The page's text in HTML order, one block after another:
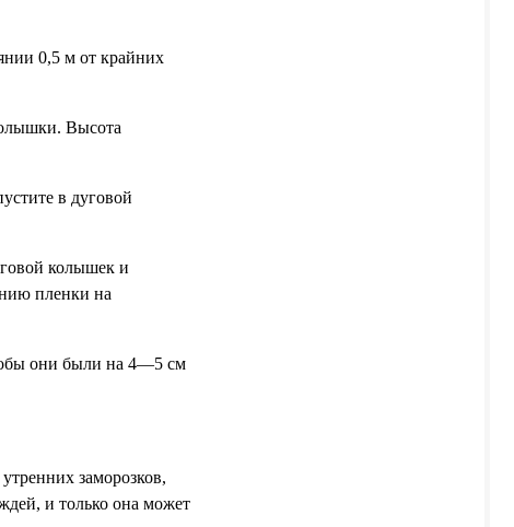
0,5 м от крайних
Высота
в дуговой
колышек и
пленки на
они были на 4—5 см
заморозков,
и только она может